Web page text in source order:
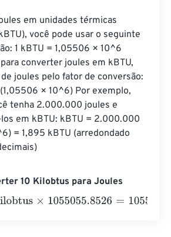
em unidades térmicas
você pode usar o seguinte
1 kBTU = 1,05506 × 10^6
converter joules em kBTU,
joules pelo fator de conversão:
× 10^6) Por exemplo,
tenha 2.000.000 joules e
em kBTU: kBTU = 2.000.000
= 1,895 kBTU (arredondado
10 Kilobtus para Joules
×1055055.8526=10550558.526